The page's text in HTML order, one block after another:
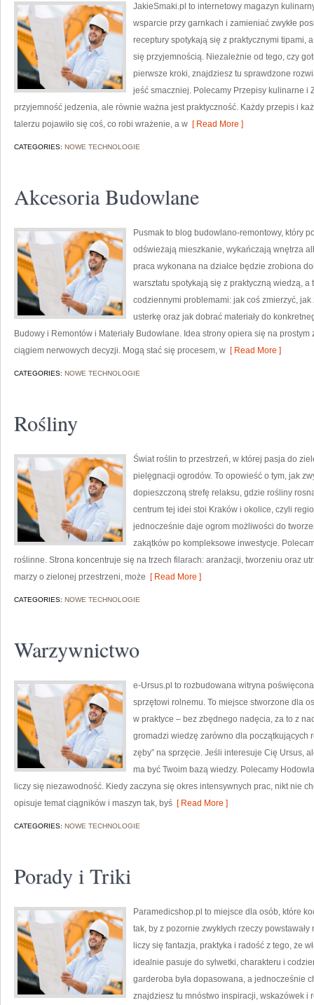
JakieSmaki.pl to internetowy magazyn
wsparcie przy garnkach i zamieniać zwykłe
receptury spotykają się z praktycznymi tipami,
się przyjemnością. Niezależnie od tego, czy
pierwsze kroki, znajdziesz tu sprawdzone
jeść smaczniej. Polecamy Przepisy kulinarne i
przyjemność jedzenia, ale równie ważna jest praktyczność. Każdy przepis i
talerzu pojawiło się coś, co robi wrażenie, a w [ Read More ]
CATEGORIES: NOWE TECHNOLOGIE
Akcesoria Budowlane
Pusmak to blog budowlano-remontowy, który
odświeżają mieszkanie, wykańczają wnętrza
praca wykonana na działce będzie zrobiona
warsztatu spotykają się z praktyczną wiedzą,
codziennymi problemami: jak coś zmierzyć,
usterkę oraz jak dobrać materiały do
Budowy i Remontów i Materiały Budowlane. Idea strony opiera się na
ciągiem nerwowych decyzji. Mogą stać się procesem, w [ Read More ]
CATEGORIES: NOWE TECHNOLOGIE
Rośliny
Świat roślin to przestrzeń, w której pasja do
pielęgnacji ogrodów. To opowieść o tym, jak
dopieszczoną strefę relaksu, gdzie rośliny
centrum tej idei stoi Kraków i okolice, czyli
jednocześnie daje ogrom możliwości do
zakątków po kompleksowe inwestycje.
roślinne. Strona koncentruje się na trzech filarach: aranżacji, tworzeniu oraz
marzy o zielonej przestrzeni, może [ Read More ]
CATEGORIES: NOWE TECHNOLOGIE
Warzywnictwo
e-Ursus.pl to rozbudowana witryna
sprzętowi rolnemu. To miejsce stworzone dla
w praktyce – bez zbędnego nadęcia, za to z
gromadzi wiedzę zarówno dla początkujących
zęby” na sprzęcie. Jeśli interesuje Cię Ursus,
ma być Twoim bazą wiedzy. Polecamy
liczy się niezawodność. Kiedy zaczyna się okres intensywnych prac, nikt nie
opisuje temat ciągników i maszyn tak, byś [ Read More ]
CATEGORIES: NOWE TECHNOLOGIE
Porady i Triki
Paramedicshop.pl to miejsce dla osób, które
tak, by z pozornie zwykłych rzeczy
liczy się fantazja, praktyka i radość z tego, że
idealnie pasuje do sylwetki, charakteru i
garderoba była dopasowana, a jednocześnie
znajdziesz tu mnóstwo inspiracji, wskazówek i